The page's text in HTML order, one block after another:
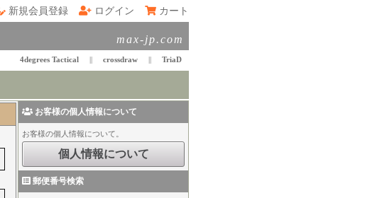
新規会員登録 ログイン カート
max-jp.com
4degrees Tactical || crossdraw || TriaD
お客様の個人情報について
お客様の個人情報について。
郵便番号検索